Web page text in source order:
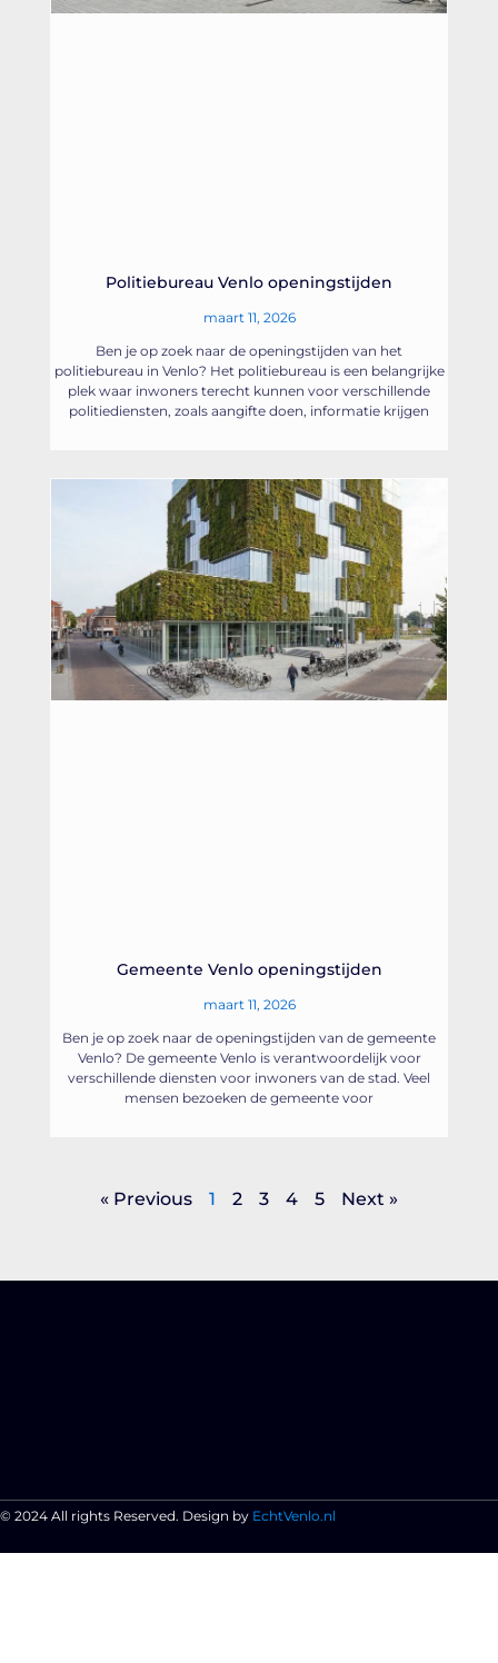
Politiebureau Venlo openingstijden
maart 11, 2026
Ben je op zoek naar de openingstijden van het
politiebureau in Venlo? Het politiebureau is een belangrijke
plek waar inwoners terecht kunnen voor verschillende
politiediensten, zoals aangifte doen, informatie krijgen
Gemeente Venlo openingstijden
maart 11, 2026
Ben je op zoek naar de openingstijden van de gemeente
Venlo? De gemeente Venlo is verantwoordelijk voor
verschillende diensten voor inwoners van de stad. Veel
mensen bezoeken de gemeente voor
« Previous 1 2 3 4 5 Next »
© 2024 All rights Reserved. Design by EchtVenlo.nl